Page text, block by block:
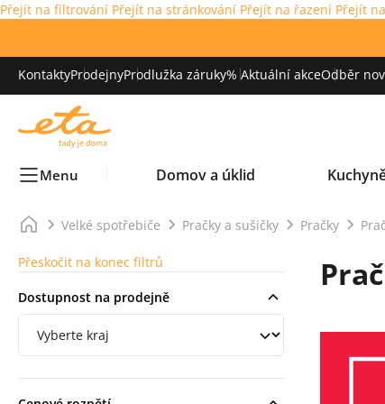
Přejít na filtrování Přejít na stránkování Přejít na řazení Přejít
KontaktyProdejnyProdlužka záruky% Aktuální akceOdběr
Menu Domov a úklid
Velké spotřebiče Pračky a sušičky Pračky
Přeskočit na konec filtrů
Dostupnost na prodejně
Filtrování podle regionu